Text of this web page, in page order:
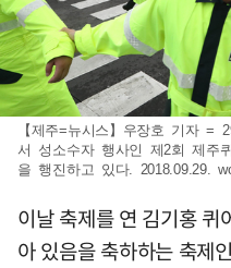
【제주=뉴시스】우장호 기자 =
서 성소수자 행사인 제2회 제주
을 행진하고 있다. 2018.09.29.
이날 축제를 연 김기홍
아 있음을 축하하는 축제